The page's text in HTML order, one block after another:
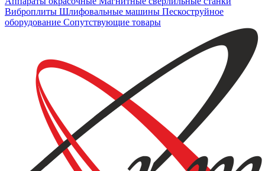
Виброплиты Шлифовальные машины Пескоструйное
оборудование Сопутствующие товары